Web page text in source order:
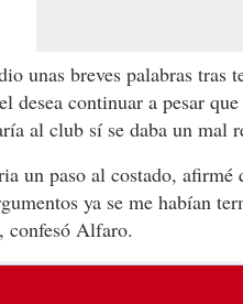
unas breves palabras tras
desea continuar a pesar
al club sí se daba un mal
un paso al costado,
ya se me habían
confesó Alfaro.